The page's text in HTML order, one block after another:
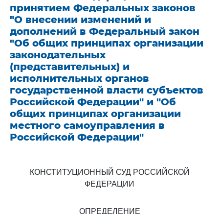
принятием Федеральных законов
"О внесении изменений и
дополнений в Федеральный закон
"Об общих принципах организации
законодательных
(представительных) и
исполнительных органов
государственной власти субъектов
Российской Федерации" и "Об
общих принципах организации
местного самоуправления в
Российской Федерации"
КОНСТИТУЦИОННЫЙ СУД РОССИЙСКОЙ
ФЕДЕРАЦИИ
ОПРЕДЕЛЕНИЕ